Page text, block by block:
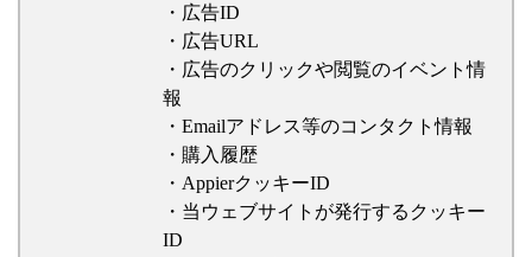
・広告ID
・広告URL
・広告のクリックや閲覧のイベント情
報
・Emailアドレス等のコンタクト情報
・購入履歴
・AppierクッキーID
・当ウェブサイトが発行するクッキー
ID